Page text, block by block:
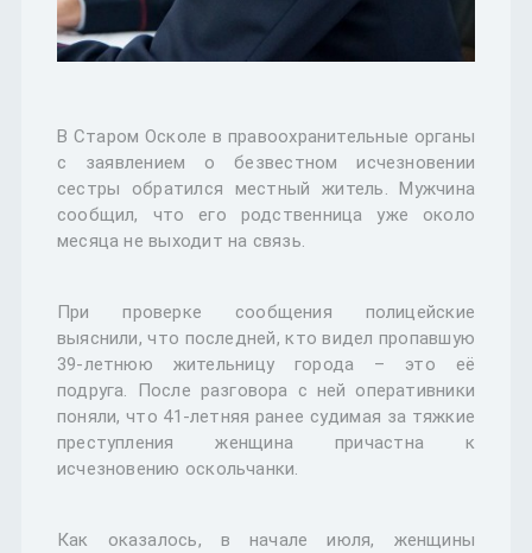
В Старом Осколе в правоохранительные органы
с заявлением о безвестном исчезновении
сестры обратился местный житель. Мужчина
сообщил, что его родственница уже около
месяца не выходит на связь.
При проверке сообщения полицейские
выяснили, что последней, кто видел пропавшую
39-летнюю жительницу города – это её
подруга. После разговора с ней оперативники
поняли, что 41-летняя ранее судимая за тяжкие
преступления женщина причастна к
исчезновению оскольчанки.
Как оказалось, в начале июля, женщины